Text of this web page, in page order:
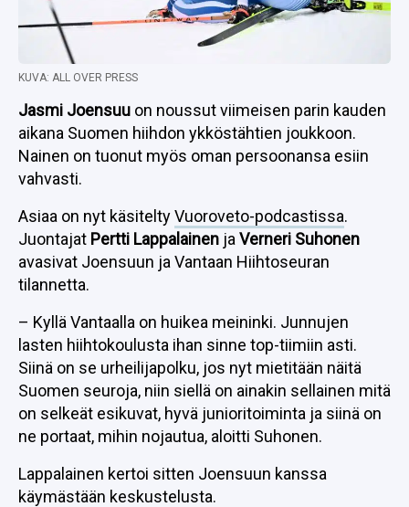
KUVA: ALL OVER PRESS
Jasmi Joensuu on noussut viimeisen parin kauden
aikana Suomen hiihdon ykköstähtien joukkoon.
Nainen on tuonut myös oman persoonansa esiin
vahvasti.
Asiaa on nyt käsiteltyVuoroveto-podcastissa.
Juontajat Pertti Lappalainen ja Verneri Suhonen
avasivat Joensuun ja Vantaan Hiihtoseuran
tilannetta.
– Kyllä Vantaalla on huikea meininki. Junnujen
lasten hiihtokoulusta ihan sinne top-tiimiin asti.
Siinä on se urheilijapolku, jos nyt mietitään näitä
Suomen seuroja, niin siellä on ainakin sellainen mitä
on selkeät esikuvat, hyvä junioritoiminta ja siinä on
ne portaat, mihin nojautua, aloitti Suhonen.
Lappalainen kertoi sitten Joensuun kanssa
käymästään keskustelusta.